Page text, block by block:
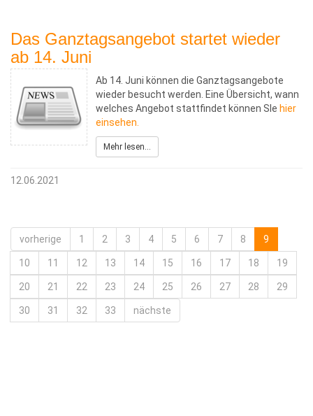
Das Ganztagsangebot startet wieder
ab 14. Juni
Ab 14. Juni können die Ganztagsangebote
wieder besucht werden. Eine Übersicht, wann
welches Angebot stattfindet können SIe hier
einsehen.
Mehr lesen...
12.06.2021
vorherige 1 2 3 4 5 6 7 8 9
10 11 12 13 14 15 16 17 18 19
20 21 22 23 24 25 26 27 28 29
30 31 32 33 nächste